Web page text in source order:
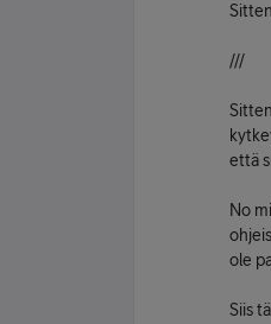
///
että
No
ole
Siis